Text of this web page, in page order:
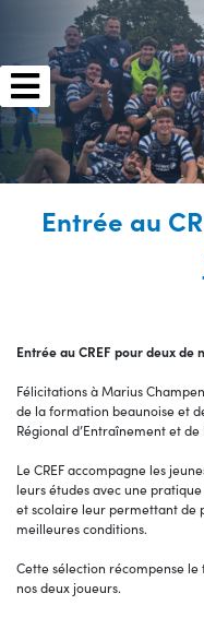
Entrée au
Entrée au CREF pour deux de
Félicitations à Marius
de la formation beaunoise et
Régional d’Entraînement et
Le CREF accompagne les
leurs études avec une
et scolaire leur permettant de
meilleures conditions.
Cette sélection récompense
nos deux joueurs.